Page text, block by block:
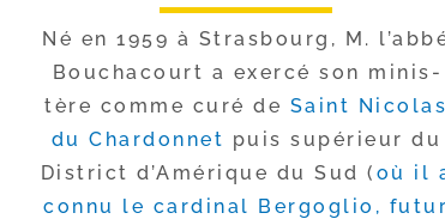
Né en 1959 à Strasbourg, M.
Bouchacourt a exer­cé son minis­
tère comme curé de Saint Nicolas
du Chardonnet puis supé­rieur du
District d’Amérique du Sud ( où il
connu le car­di­nal Bergoglio, futur